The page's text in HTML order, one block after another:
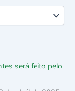
será feito pelo